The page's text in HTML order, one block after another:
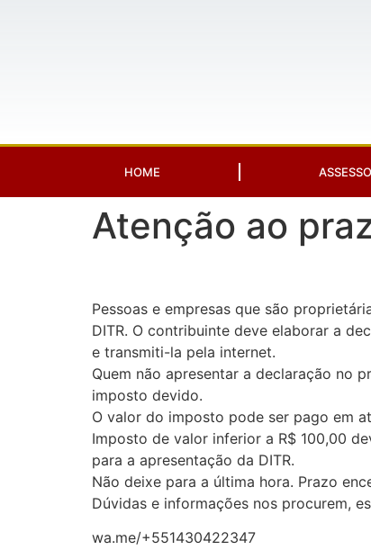
HOME
Atenção ao
Pessoas e empresas que são
DITR. O contribuinte deve elaborar a
e transmiti-la pela internet.
Quem não apresentar a declaração no
imposto devido.
O valor do imposto pode ser pago em
Imposto de valor inferior a R$ 100,00
para a apresentação da DITR.
Não deixe para a última hora. Prazo
Dúvidas e informações nos procurem,
wa.me/+551430422347